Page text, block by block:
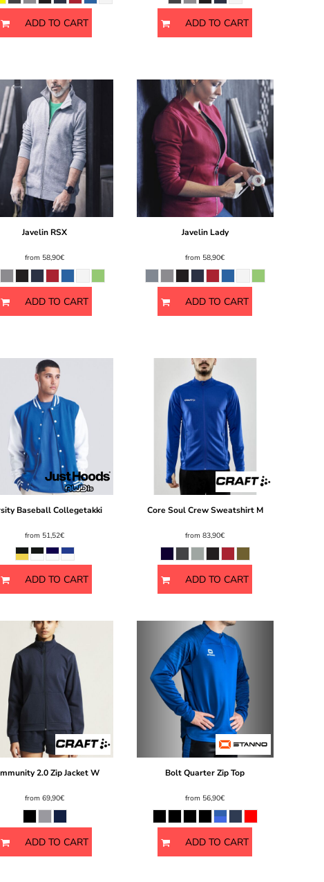
ADD TO CART ADD TO CART
Javelin RSX
from 58,90€
ADD TO CART
Javelin Lady
from 58,90€
ADD TO CART
Baseball Collegetakki
from 51,52€
ADD TO CART
Core Soul Crew Sweatshirt M
from83,90€
ADD TO CART
2.0 Zip Jacket W
from69,90€
ADD TO CART
Bolt Quarter Zip Top
from 56,90€
ADD TO CART